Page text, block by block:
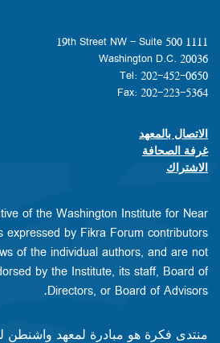
1111 19th Street NW - Suite 500
Washington D.C. 20036
Tel: 202-452-0650
Fax: 202-223-5364
Footer contact links
الاتصال بالمعهد
غرفة الصحافة
الاشتراك
of the Washington Institute for Near
expressed by Fikra Forum contributors
of the individual authors, and are not
by the Institute, its staff, Board of
Directors, or Board of Advisors.​​
منتدى فكرة هو مبادرة لمعهد واشنطن